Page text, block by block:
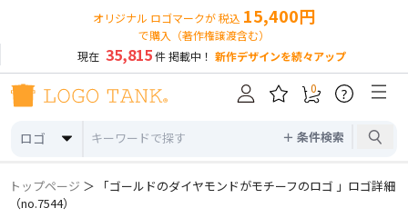
オリジナル ロゴマークが 税込 15,400円
で購入（著作権譲渡含む）
現在 35,815件 掲載中！ 新作デザインを続々アップ
ロゴ ＋ 条件検索
0 ?
トップページ ＞ 「ゴールドのダイヤモンドがモチーフのロゴ 」ロゴ詳細
（no.7544）